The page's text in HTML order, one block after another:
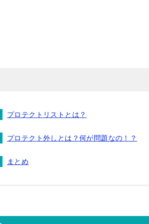
プロテクトリストとは？
プロテクト外しとは？何が問題なの！？
まとめ